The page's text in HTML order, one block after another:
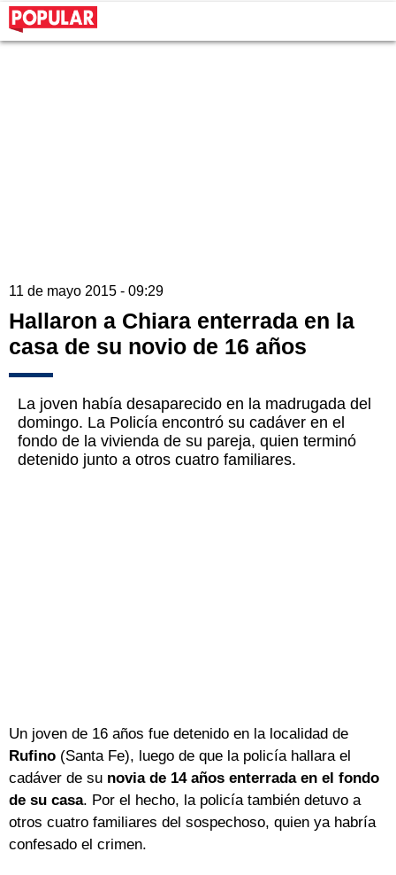
11 de mayo 2015 - 09:29
Hallaron a Chiara enterrada en la
casa de su novio de 16 años
La joven había desaparecido en la madrugada del
domingo. La Policía encontró su cadáver en el
fondo de la vivienda de su pareja, quien terminó
detenido junto a otros cuatro familiares.
Un joven de 16 años fue detenido en la localidad de
Rufino (Santa Fe), luego de que la policía hallara el
cadáver de su novia de 14 años enterrada en el fondo
de su casa. Por el hecho, la policía también detuvo a
otros cuatro familiares del sospechoso, quien ya habría
confesado el crimen.